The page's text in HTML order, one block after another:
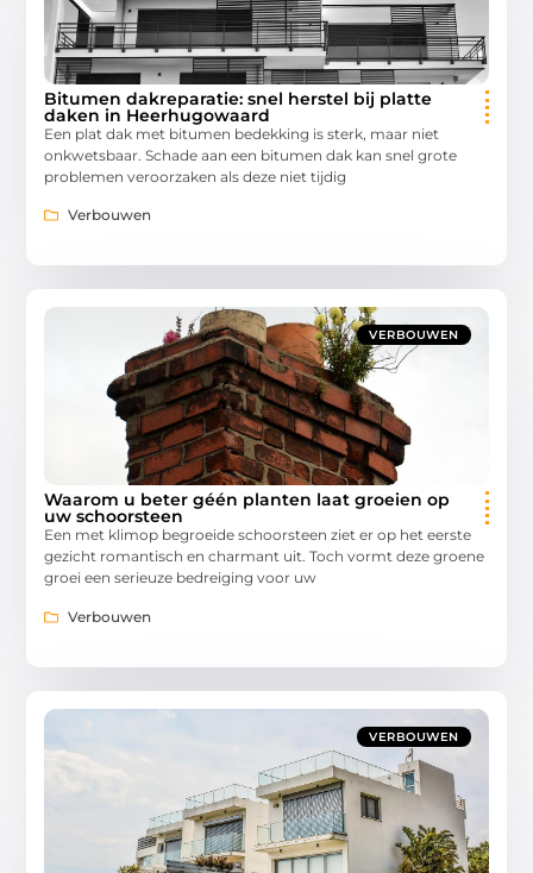
Bitumen dakreparatie: snel herstel bij platte
daken in Heerhugowaard
Een plat dak met bitumen bedekking is sterk, maar niet
onkwetsbaar. Schade aan een bitumen dak kan snel grote
problemen veroorzaken als deze niet tijdig
Verbouwen
VERBOUWEN
Waarom u beter géén planten laat groeien op
uw schoorsteen
Een met klimop begroeide schoorsteen ziet er op het eerste
gezicht romantisch en charmant uit. Toch vormt deze groene
groei een serieuze bedreiging voor uw
Verbouwen
VERBOUWEN